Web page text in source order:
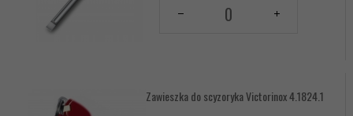
Zawieszka do scyzoryka Victorinox 4.1824.1